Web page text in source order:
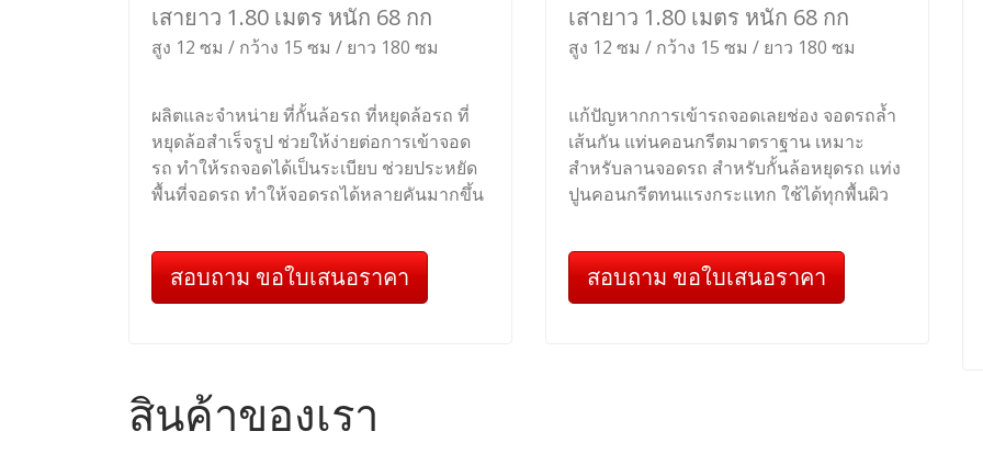
เสายาว 1.80 เมตร หนัก 68 กก
สูง 12 ซม / กว้าง 15 ซม / ยาว 180 ซม
ผลิตและจำหน่าย ที่กั้นล้อรถ ที่หยุดล้อรถ ที่
หยุดล้อสำเร็จรูป ช่วยให้ง่ายต่อการเข้าจอด
รถ ทำให้รถจอดได้เป็นระเบียบ ช่วยประหยัด
พื้นที่จอดรถ ทำให้จอดรถได้หลายคันมากขึ้น
สอบถาม ขอใบเสนอราคา
เสายาว 1.80 เมตร หนัก 68 กก
สูง 12 ซม / กว้าง 15 ซม / ยาว 180 ซม
แก้ปัญหากการเข้ารถจอดเลยช่อง จอดรถล้ำ
เส้นกัน แท่นคอนกรีตมาตราฐาน เหมาะ
สำหรับลานจอดรถ สำหรับกั้นล้อหยุดรถ แท่ง
ปูนคอนกรีตทนแรงกระแทก ใช้ได้ทุกพื้นผิว
สอบถาม ขอใบเสนอราคา
สินค้าของเรา